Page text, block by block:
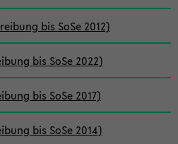
bis SoSe 2012)
bis SoSe 2022)
bis SoSe 2017)
bis SoSe 2014)